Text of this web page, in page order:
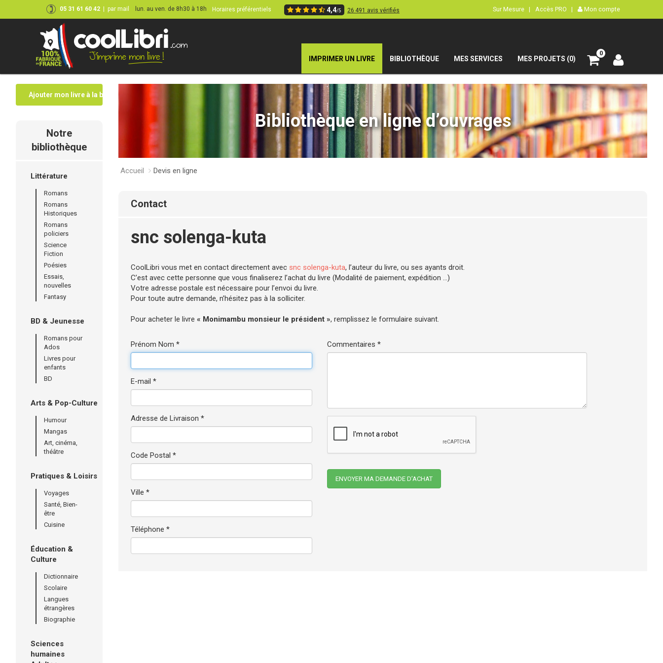
05 31 61 60 42 par mail lun. au ven. de 8h30 à 18h Horaires préférentiels 4,4/5 26 491 avis vérifiés Sur Mesure | Accès PRO | Mon compte
IMPRIMER UN LIVRE BIBLIOTHÈQUE MES SERVICES MES PROJETS (0)
0
Ajouter mon livre à la bibliothèque
Notre
bibliothèque
Littérature
Romans
Romans
Historiques
Romans
policiers
Science
Fiction
Poésies
Essais,
nouvelles
Fantasy
BD & Jeunesse
Romans pour
Ados
Livres pour
enfants
BD
Arts & Pop-Culture
Humour
Mangas
Art, cinéma,
théâtre
Pratiques & Loisirs
Voyages
Santé, Bien-
être
Cuisine
Éducation &
Culture
Dictionnaire
Scolaire
Langues
étrangères
Biographie
Sciences
humaines
Bibliothèque en ligne d’ouvrages
Accueil Devis en ligne
contact
snc solenga-kuta
CoolLibri vous met en contact directement avec snc solenga-kuta, l’auteur du livre, ou ses ayants droit.
C’est avec cette personne que vous finaliserez l’achat du livre (Modalité de paiement, expédition ...)
Votre adresse postale est nécessaire pour l’envoi du livre.
Pour toute autre demande, n’hésitez pas à la solliciter.
Pour acheter le livre « Monimambu monsieur le président », remplissez le formulaire suivant.
Prénom Nom *
E-mail *
Adresse de Livraison *
Code Postal *
Ville *
Téléphone *
Commentaires *